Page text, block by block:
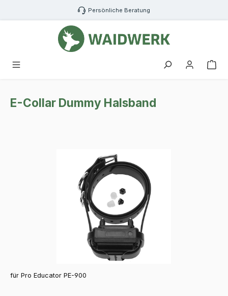
Zum Hauptinhalt springen Persönliche Beratung
E-Collar Dummy Halsband
für Pro Educator PE-900